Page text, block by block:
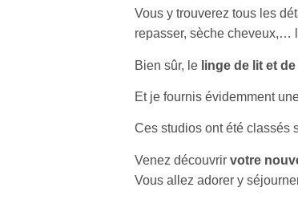
Vous y trouverez tous les
repasser, sèche cheveux,…
Bien sûr, le linge de lit et
Et je fournis évidemment
Ces studios ont été classés
Venez découvrir votre
Vous allez adorer y